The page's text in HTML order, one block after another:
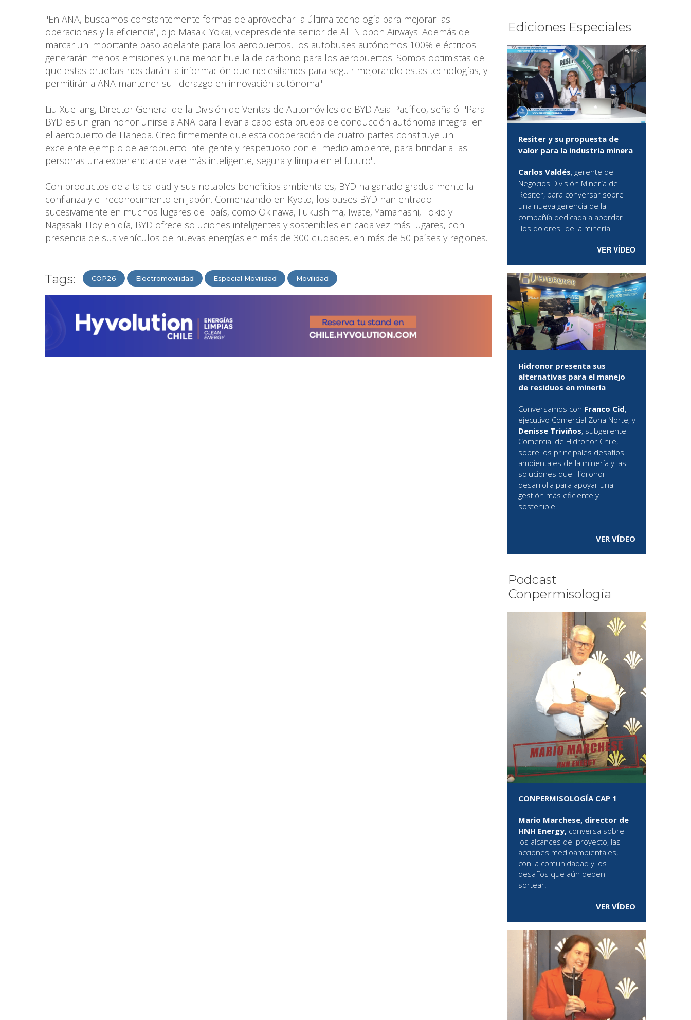
"En ANA, buscamos constantemente formas de aprovechar la última tecnología para mejorar las
operaciones y la eficiencia", dijo Masaki Yokai, vicepresidente senior de All Nippon Airways. Además de
marcar un importante paso adelante para los aeropuertos, los autobuses autónomos 100% eléctricos
generarán menos emisiones y una menor huella de carbono para los aeropuertos. Somos optimistas de
que estas pruebas nos darán la información que necesitamos para seguir mejorando estas tecnologías, y
permitirán a ANA mantener su liderazgo en innovación autónoma".
Liu Xueliang, Director General de la División de Ventas de Automóviles de BYD Asia-Pacífico, señaló: "Para
BYD es un gran honor unirse a ANA para llevar a cabo esta prueba de conducción autónoma integral en
el aeropuerto de Haneda. Creo firmemente que esta cooperación de cuatro partes constituye un
excelente ejemplo de aeropuerto inteligente y respetuoso con el medio ambiente, para brindar a las
personas una experiencia de viaje más inteligente, segura y limpia en el futuro".
Con productos de alta calidad y sus notables beneficios ambientales, BYD ha ganado gradualmente la
confianza y el reconocimiento en Japón. Comenzando en Kyoto, los buses BYD han entrado
sucesivamente en muchos lugares del país, como Okinawa, Fukushima, Iwate, Yamanashi, Tokio y
Nagasaki. Hoy en día, BYD ofrece soluciones inteligentes y sostenibles en cada vez más lugares, con
presencia de sus vehículos de nuevas energías en más de 300 ciudades, en más de 50 países y regiones.
Tags: COP26 Electromovilidad Especial Movilidad Movilidad
Ediciones Especiales
Resiter y su propuesta de
valor para la industria minera
Carlos Valdés, gerente de
Negocios División Minería de
Resiter, para conversar sobre
una nueva gerencia de la
compañía dedicada a abordar
"los dolores" de la minería.
VER VÍDEO
Hidronor presenta sus
alternativas para el manejo
de residuos en minería
Conversamos con Franco Cid,
ejecutivo Comercial Zona Norte, y
Denisse Triviños, subgerente
Comercial de Hidronor Chile,
sobre los principales desafíos
ambientales de la minería y las
soluciones que Hidronor
desarrolla para apoyar una
gestión más eficiente y
sostenible.
VER VÍDEO
Podcast
Conpermisología
CONPERMISOLOGÍA CAP 1
Mario Marchese, director de
HNH Energy, conversa sobre
los alcances del proyecto, las
acciones medioambientales,
con la comunidadad y los
desafíos que aún deben
sortear.
VER VÍDEO